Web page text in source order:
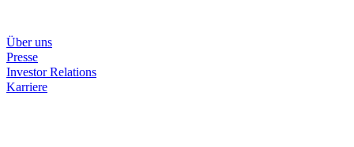
Über uns
Presse
Investor Relations
Karriere